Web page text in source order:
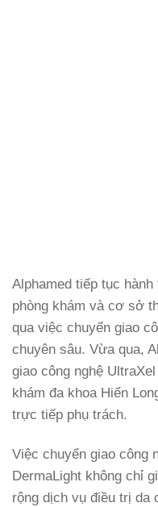
Alphamed tiếp tục
phòng khám và cơ sở
qua việc chuyển giao
chuyên sâu. Vừa qua,
giao công nghệ
khám đa khoa Hiển
trực tiếp phụ trách.
Việc chuyển giao công
DermaLight không chỉ
rộng dịch vụ điều trị da